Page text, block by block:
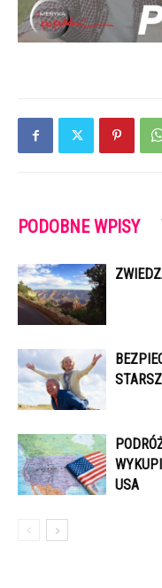
PODOBNE WPISY
USA